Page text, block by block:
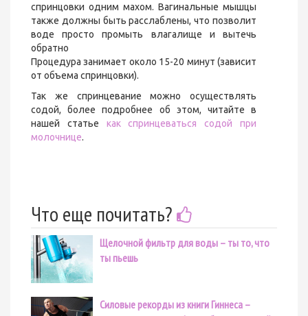
спринцовки одним махом. Вагинальные мышцы
также должны быть расслаблены, что позволит
воде просто промыть влагалище и вытечь
обратно
Процедура занимает около 15-20 минут (зависит
от объема спринцовки).
Так же спринцевание можно осуществлять
содой, более подробнее об этом, читайте в
нашей статье как спринцеваться содой при
молочнице.
Что еще почитать?
Щелочной фильтр для воды – ты то, что
ты пьешь
Силовые рекорды из книги Гиннеса –